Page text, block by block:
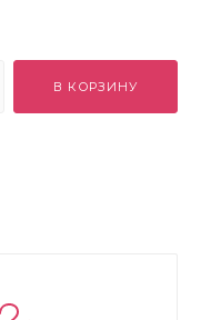
В КОРЗИНУ